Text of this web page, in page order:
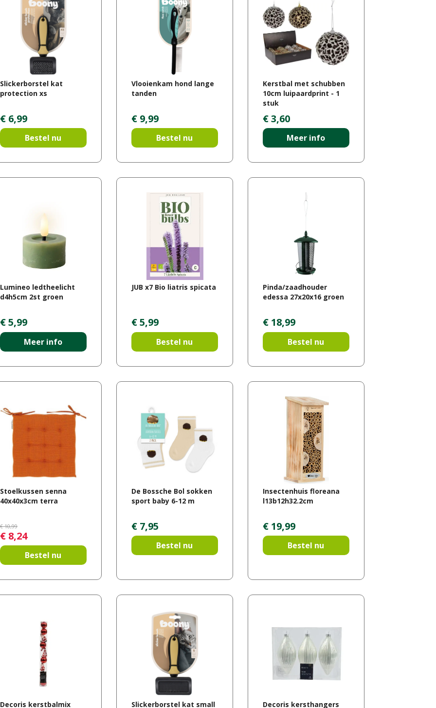
Slickerborstel kat
protection xs
€ 6,99
Bestel nu
Vlooienkam hond lange
tanden
€ 9,99
Bestel nu
Kerstbal met schubben
10cm luipaardprint - 1
stuk
€3,60
Meer info
Lumineo ledtheelicht
d4h5cm 2st groen
€5,99
Meer info
JUB x7 Bio liatris spicata
€5,99
Bestel nu
Pinda/zaadhouder
edessa 27x20x16 groen
€ 18,99
Bestel nu
Stoelkussen senna
40x40x3cm terra
€ 10,99
€ 8,24
Bestel nu
De Bossche Bol sokken
sport baby 6-12 m
€ 7,95
Bestel nu
Insectenhuis floreana
l13b12h32.2cm
€ 19,99
Bestel nu
Decoris kerstbalmix Slickerborstel kat small Decoris kersthangers